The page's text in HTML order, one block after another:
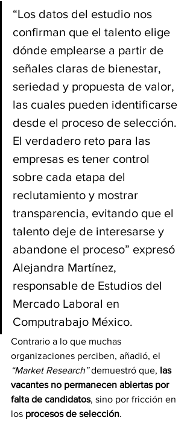
“Los datos del estudio nos
confirman que el talento elige
dónde emplearse a partir de
señales claras de bienestar,
seriedad y propuesta de valor,
las cuales pueden identificarse
desde el proceso de selección.
El verdadero reto para las
empresas es tener control
sobre cada etapa del
reclutamiento y mostrar
transparencia, evitando que el
talento deje de interesarse y
abandone el proceso” expresó
Alejandra Martínez,
responsable de Estudios del
Mercado Laboral en
Computrabajo México.
Contrario a lo que muchas
organizaciones perciben, añadió, el
“Market Research” demuestró que, las
vacantes no permanecen abiertas por
falta de candidatos, sino por fricción en
los procesos de selección.